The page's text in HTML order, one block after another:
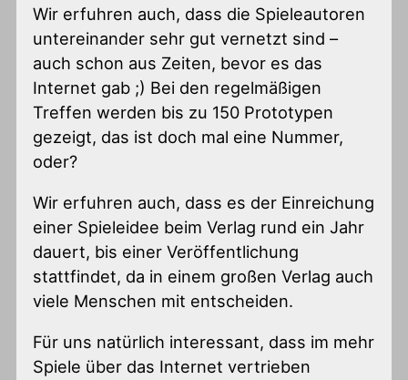
Wir erfuhren auch, dass die Spieleautoren
untereinander sehr gut vernetzt sind –
auch schon aus Zeiten, bevor es das
Internet gab ;) Bei den regelmäßigen
Treffen werden bis zu 150 Prototypen
gezeigt, das ist doch mal eine Nummer,
oder?
Wir erfuhren auch, dass es der Einreichung
einer Spieleidee beim Verlag rund ein Jahr
dauert, bis einer Veröffentlichung
stattfindet, da in einem großen Verlag auch
viele Menschen mit entscheiden.
Für uns natürlich interessant, dass im mehr
Spiele über das Internet vertrieben